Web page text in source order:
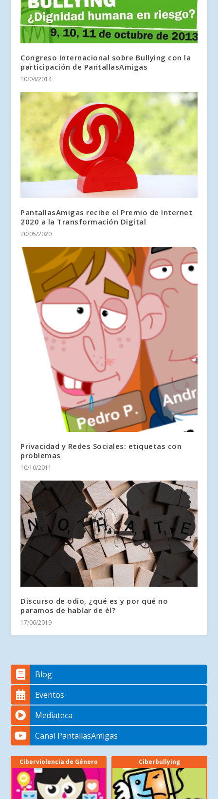
Congreso Internacional sobre Bullying con la
participación de PantallasAmigas
10/04/2014
PantallasAmigas recibe el Premio de Internet
2020 a la Transformación Digital
20/05/2020
Privacidad y Redes Sociales: etiquetas con
problemas
10/10/2011
Discurso de odio, ¿qué es y por qué no
paramos de hablar de él?
17/06/2019
Blog
Eventos
Mediateca
Canal PantallasAmigas
Ciberviolencia de Género Ciberbullying